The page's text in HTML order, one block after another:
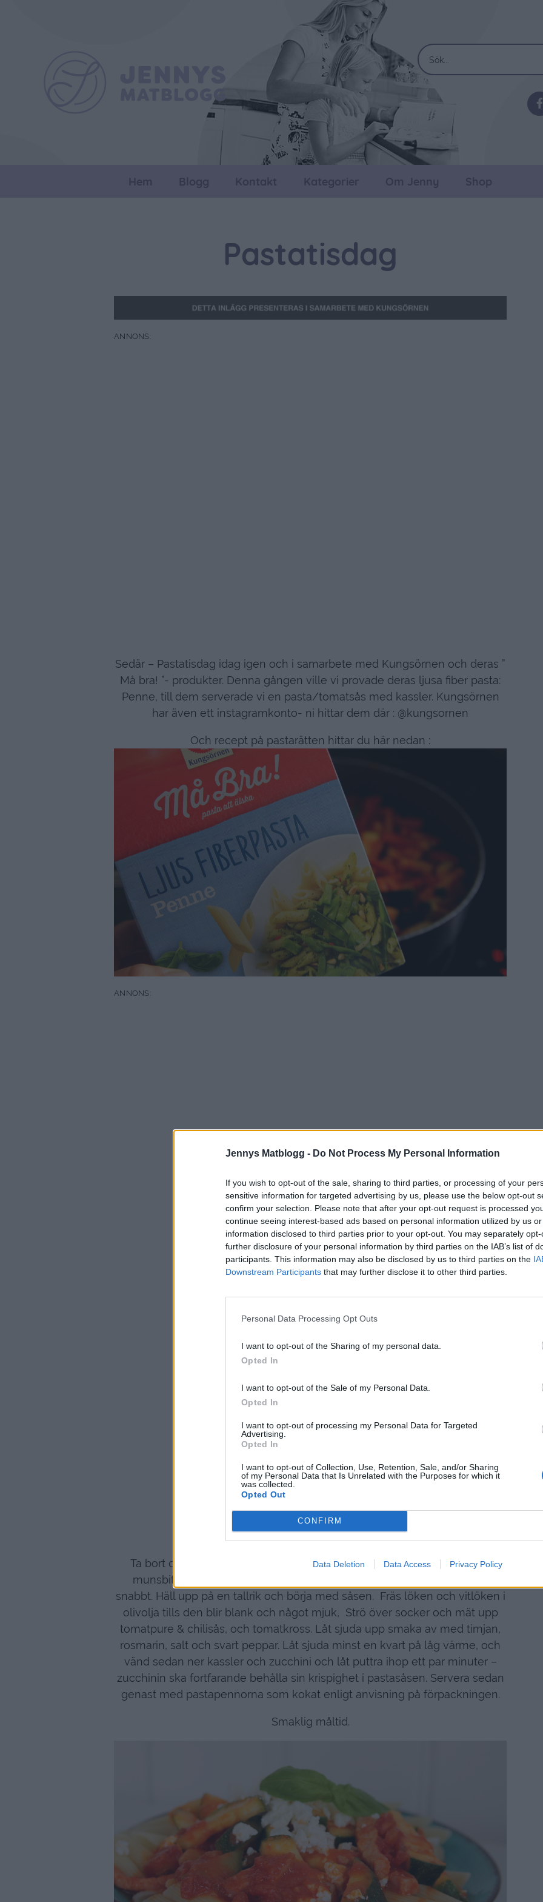
Jennys Matblogg - Do Not Process My Personal Information
If you wish to opt-out of the sale, sharing to third parties, or processing of your
sensitive information for targeted advertising by us, please use the below opt-out
confirm your selection. Please note that after your opt-out request is processed
continue seeing interest-based ads based on personal information utilized by us
information disclosed to third parties prior to your opt-out. You may separately
further disclosure of your personal information by third parties on the IAB’s list of
participants. This information may also be disclosed by us to third parties on the
Downstream Participants that may further disclose it to other third parties.
Personal Data Processing Opt Outs
I want to opt-out of the Sharing of my personal data.
Opted In
I want to opt-out of the Sale of my Personal Data.
Opted In
I want to opt-out of processing my Personal Data for Targeted
Advertising.
Opted In
I want to opt-out of Collection, Use, Retention, Sale, and/or Sharing
of my Personal Data that Is Unrelated with the Purposes for which it
was collected.
Opted Out
CONFIRM
Data Deletion Data Access Privacy Policy
Hem Blogg Kontakt Kategorier Om Jenny Shop
Pastatisdag
Sedär – Pastatisdag idag igen och i samarbete med Kungsörnen och deras ”
Må bra! ”- produkter. Denna gången ville vi provade deras ljusa fiber pasta:
Penne, till dem serverade vi en pasta/tomatsås med kassler. Kungsörnen
har även ett instagramkonto- ni hittar dem där : @kungsornen
Och recept på pastarätten hittar du här nedan :
Det här behöver du till 6 personer :
Kungsörnen ljus fiberpasta: Penne
700 gram med kassler
olivolja
olivolja
1 finriven gullök
1 tsk socker
2 burkar med krossade tomater
2 msk chilisås
2 msk tomatpure
1/2 tsk salt
svartpeppar
Toppa med basilika och smulad fetaost
Ta bort den yttre kanten på kasslern, och tärna zucchinin i lagom stora
munsbitar, Hetta upp en stekpanna med olivolja och fräs dem två lite
snabbt. Häll upp på en tallrik och börja med såsen. Fräs löken och vitlöken i
olivolja tills den blir blank och något mjuk, Strö över socker och mät upp
tomatpure & chilisås, och tomatkross. Låt sjuda upp smaka av med timjan,
rosmarin, salt och svart peppar. Låt sjuda minst en kvart på låg värme, och
vänd sedan ner kassler och zucchini och låt puttra ihop ett par minuter –
zucchinin ska fortfarande behålla sin krispighet i pastasåsen. Servera sedan
genast med pastapennorna som kokat enligt anvisning på förpackningen.
Smaklig måltid.